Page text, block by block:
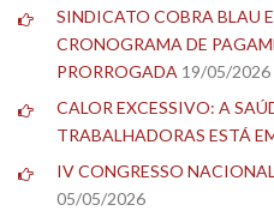
SINDICATO COBRA BLAU
CRONOGRAMA DE
PRORROGADA 19/05/2026
CALOR EXCESSIVO: A
TRABALHADORAS ESTÁ
IV CONGRESSO
05/05/2026